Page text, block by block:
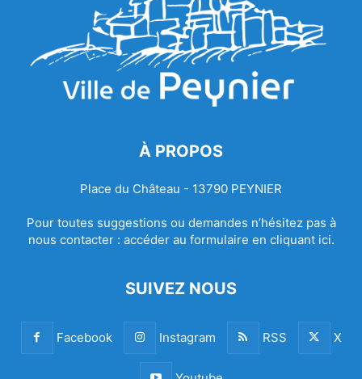
À PROPOS
Place du Château - 13790 PEYNIER
Pour toutes suggestions ou demandes n’hésitez pas à
nous contacter : accéder au formulaire en cliquant ici.
SUIVEZ NOUS
Facebook Instagram RSS X